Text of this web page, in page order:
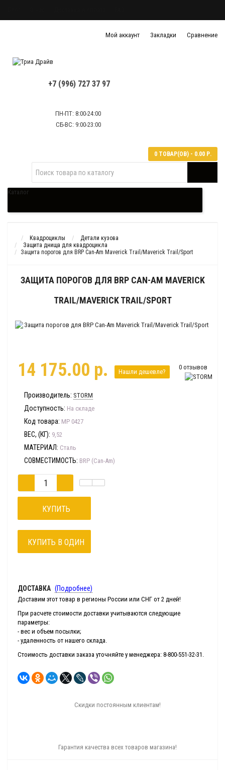
Мой аккаунт Закладки Сравнение
+7 (996) 727 37 97
ПН-ПТ: 8:00-24:00
СБ-ВС: 9:00-23:00
0 ТОВАР(ОВ) - 0.00 Р.
Каталог
Квадроциклы
Детали кузова
Защита днища для квадроцикла
Защита порогов для BRP Can-Am Maverick Trail/Maverick Trail/Sport
ЗАЩИТА ПОРОГОВ ДЛЯ BRP CAN-AM MAVERICK
TRAIL/MAVERICK TRAIL/SPORT
0 отзывов
14 175.00 р. Нашли дешевле?
Производитель: STORM
Доступность: На складе
Код товара: MP 0427
ВЕС, (КГ): 9,52
МАТЕРИАЛ: Сталь
СОВМЕСТИМОСТЬ: BRP (Can-Am)
КУПИТЬ
КУПИТЬ В ОДИН
ДОСТАВКА (Подробнее)
Доставим этот товар в регионы России или СНГ от 2 дней!
При расчете стоимости доставки учитываются следующие
параметры:
- вес и объем посылки;
- удаленность от нашего склада.
Стоимость доставки заказа уточняйте у менеджера: 8-800-551-32-31.
Скидки постоянным клиентам!
Гарантия качества всех товаров магазина!